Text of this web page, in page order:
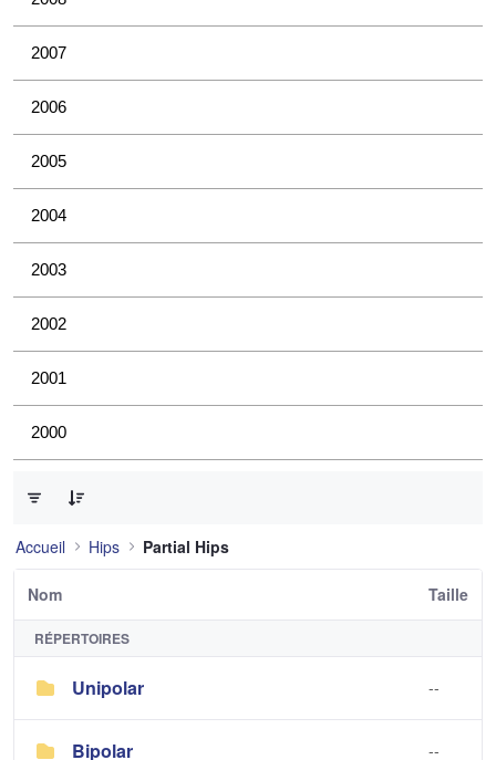
2007
2006
2005
2004
2003
2002
2001
2000
Accueil Hips Partial Hips
Nom Taille
RÉPERTOIRES
Unipolar --
Bipolar --